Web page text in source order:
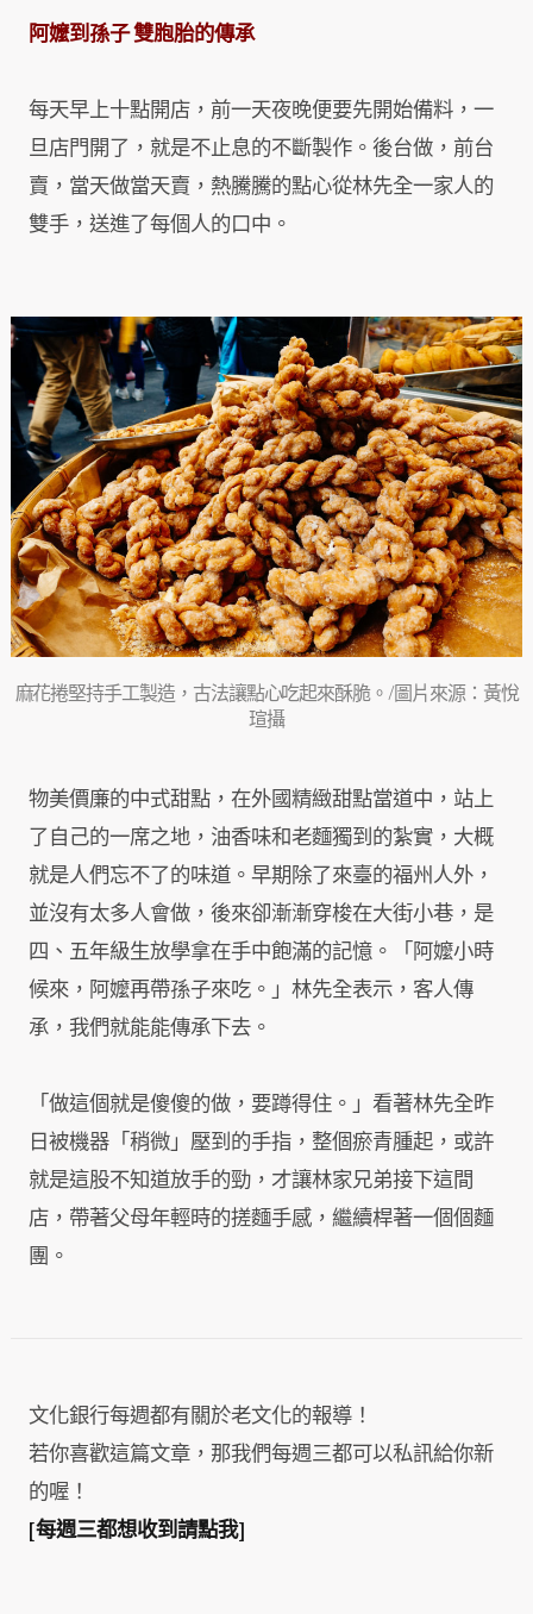
阿嬤到孫子雙胞胎的傳承
每天早上十點開店，前一天夜晚便要先開始備料，一
旦店門開了，就是不止息的不斷製作。後台做，前台
賣，當天做當天賣，熱騰騰的點心從林先全一家人的
雙手，送進了每個人的口中。
麻花捲堅持手工製造，古法讓點心吃起來酥脆。/圖片來源：黃悅
瑄攝
物美價廉的中式甜點，在外國精緻甜點當道中，站上
了自己的一席之地，油香味和老麵獨到的紮實，大概
就是人們忘不了的味道。早期除了來臺的福州人外，
並沒有太多人會做，後來卻漸漸穿梭在大街小巷，是
四、五年級生放學拿在手中飽滿的記憶。「阿嬤小時
候來，阿嬤再帶孫子來吃。」林先全表示，客人傳
承，我們就能能傳承下去。
「做這個就是傻傻的做，要蹲得住。」看著林先全昨
日被機器「稍微」壓到的手指，整個瘀青腫起，或許
就是這股不知道放手的勁，才讓林家兄弟接下這間
店，帶著父母年輕時的搓麵手感，繼續桿著一個個麵
團。
文化銀行每週都有關於老文化的報導！
若你喜歡這篇文章，那我們每週三都可以私訊給你新
的喔！
[每週三都想收到請點我]